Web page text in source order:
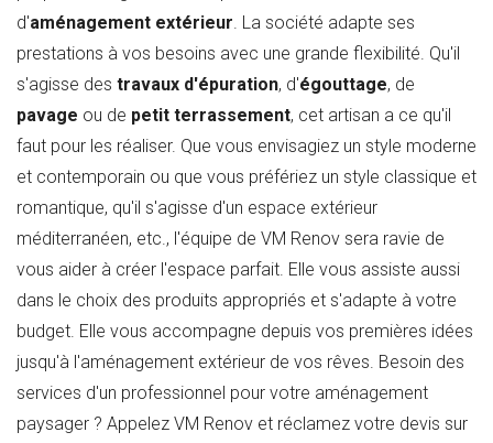
d'aménagement extérieur. La société adapte ses
prestations à vos besoins avec une grande flexibilité. Qu'il
s'agisse des travaux d'épuration, d'égouttage, de
pavage ou de petit terrassement, cet artisan a ce qu'il
faut pour les réaliser. Que vous envisagiez un style moderne
et contemporain ou que vous préfériez un style classique et
romantique, qu'il s'agisse d'un espace extérieur
méditerranéen, etc., l'équipe de VM Renov sera ravie de
vous aider à créer l'espace parfait. Elle vous assiste aussi
dans le choix des produits appropriés et s'adapte à votre
budget. Elle vous accompagne depuis vos premières idées
jusqu'à l'aménagement extérieur de vos rêves. Besoin des
services d'un professionnel pour votre aménagement
paysager ? Appelez VM Renov et réclamez votre devis sur